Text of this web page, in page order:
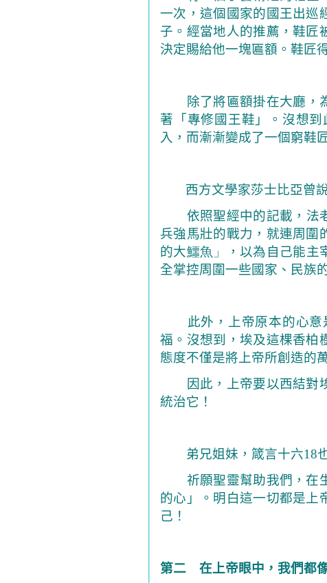
一次，這個國家的國王出巡
子。經當地人的推薦，鞋匠
決定賜給他一塊匾額。鞋匠
除了將匾額掛在大廳，
著「專修國王鞋」。沒想
入，而漸漸變成了一個窮鞋
西方文學家莎士比亞曾
依照聖經中的記載， 法
兵強馬壯的戰力，就連周圍
的大鱷魚」 ，以為自己能主
全掌控周圍一些國家、民族
此外，上帝原本的心
福。沒想到，埃及這棵香柏
態度不僅是將上帝所創造的
因此，上帝要以西結對埃
統治它！
弟兄姐妹， 箴言十六18
祈願聖靈幫助我們，在生
的心」。明白這一切都是上
己！
第二 在上帝眼中，我們都